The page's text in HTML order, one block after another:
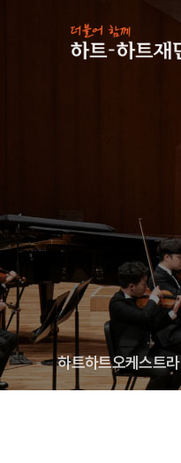
하트하트오케스트라하트하트오케스트라